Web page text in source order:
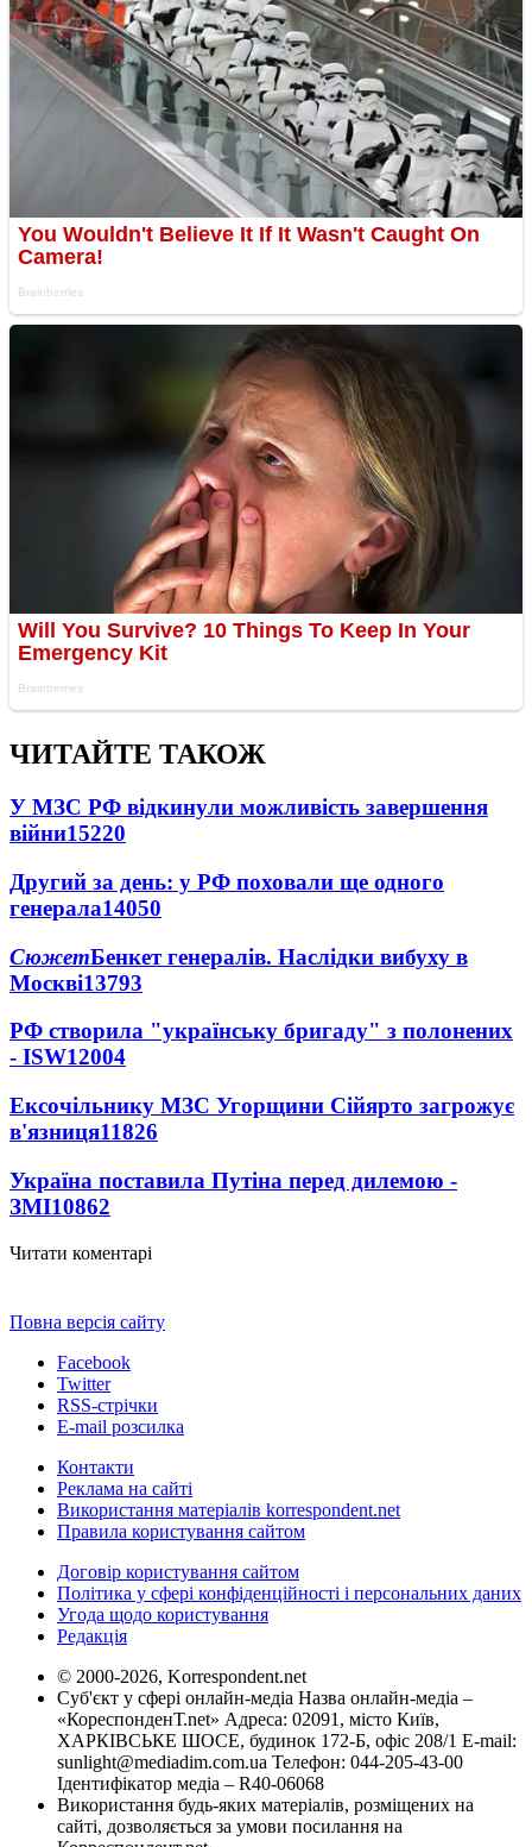
ЧИТАЙТЕ ТАКОЖ
У МЗС РФ відкинули можливість завершення
війни15220
Другий за день: у РФ поховали ще одного
генерала14050
СюжетБенкет генералів. Наслідки вибуху в
Москві13793
РФ створила "українську бригаду" з полонених
- ISW12004
Ексочільнику МЗС Угорщини Сійярто загрожує
в'язниця11826
Україна поставила Путіна перед дилемою -
ЗМІ10862
Читати коментарі
Повна версія сайту
Facebook
Twitter
RSS-стрічки
E-mail розсилка
Контакти
Реклама на сайті
Використання матеріалів korrespondent.net
Правила користування сайтом
Договір користування сайтом
Політика у сфері конфіденційності і персональних даних
Угода щодо користування
Редакція
© 2000-2026, Korrespondent.net
Суб'єкт у сфері онлайн-медіа Назва онлайн-медіа –
«КореспонденТ.net» Адреса: 02091, місто Київ,
ХАРКІВСЬКЕ ШОСЕ, будинок 172-Б, офіс 208/1 E-mail:
sunlight@mediadim.com.ua Телефон: 044-205-43-00
Ідентифікатор медіа – R40-06068
Використання будь-яких матеріалів, розміщених на
сайті, дозволяється за умови посилання на